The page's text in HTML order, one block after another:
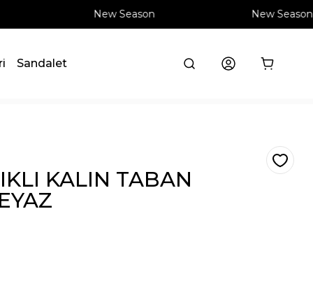
New Season New Season
Sandalet
KALIN TABAN